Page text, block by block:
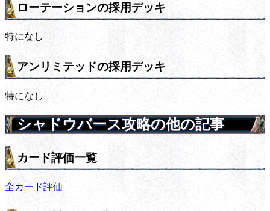
ローテーションの採用デッキ
特になし
アンリミテッドの採用デッキ
特になし
シャドウバース攻略の他の記事
カード評価一覧
全カード評価